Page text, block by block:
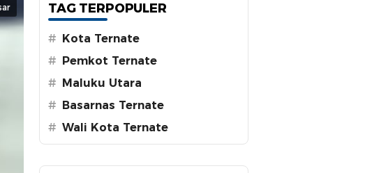
TAG TERPOPULER
# Kota Ternate
# Pemkot Ternate
# Maluku Utara
# Basarnas Ternate
# Wali Kota Ternate